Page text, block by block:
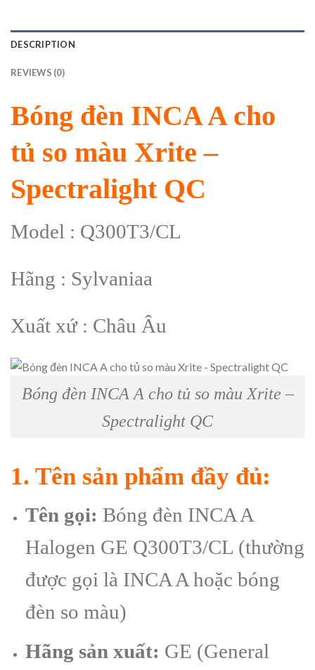
DESCRIPTION
REVIEWS (0)
Bóng đèn INCA A cho
tủ so màu Xrite –
Spectralight QC
Model : Q300T3/CL
Hãng : Sylvaniaa
Xuất xứ : Châu Âu
Bóng đèn INCA A cho tủ so màu Xrite –
Spectralight QC
1. Tên sản phẩm đầy đủ:
Tên gọi: Bóng đèn INCA A
Halogen GE Q300T3/CL (thường
được gọi là INCA A hoặc bóng
đèn so màu)
Hãng sản xuất: GE (General